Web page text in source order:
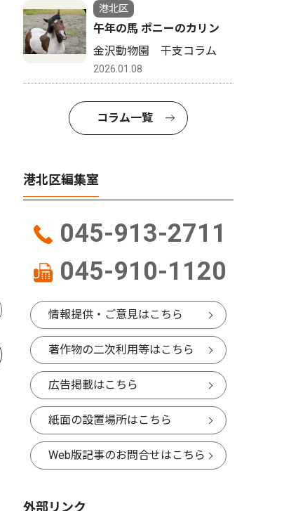
港北区
日書道展で会員賞 無心でつ
かんだ栄冠
構想10年
港北区
午年の馬 ポニーのカリン
金沢動物園 干支コラム
2026.01.08
コラム一覧
港北区編集室
045-913-2711
045-910-1120
情報提供・ご意見はこちら
著作物の二次利用等はこちら
広告掲載はこちら
紙面の設置場所はこちら
Web版記事のお問合せはこちら
外部リンク